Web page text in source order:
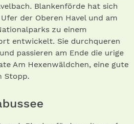
Blankenförde hat sich
der Oberen Havel und am
zu einem
entwickelt. Sie durchqueren
passieren am Ende die urige
Am Hexenwäldchen, eine gute
Stopp.